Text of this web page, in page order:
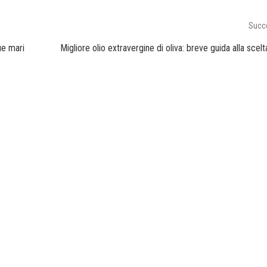
mari Migliore olio extravergine di oliva: breve guida alla